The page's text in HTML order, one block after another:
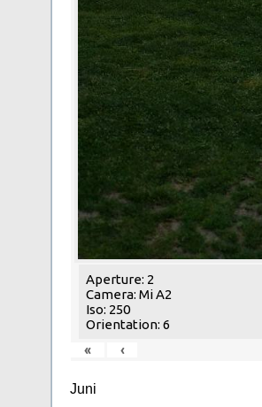
Aperture: 2
Camera: Mi A2
Iso: 250
Orientation: 6
«
‹
Juni